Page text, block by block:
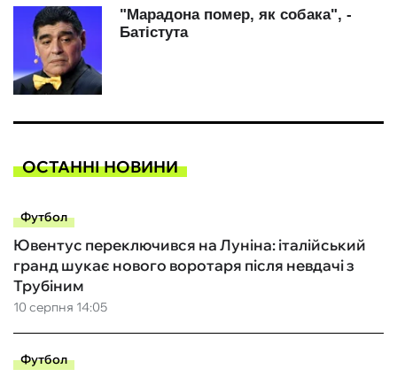
ОСТАННІ НОВИНИ
Футбол
10 серпня 14:05
Ювентус переключився на Луніна: італійський
гранд шукає нового воротаря після невдачі з
Трубіним
Футбол